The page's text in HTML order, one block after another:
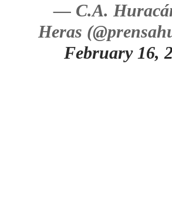
— C.A.
Heras
February 16,